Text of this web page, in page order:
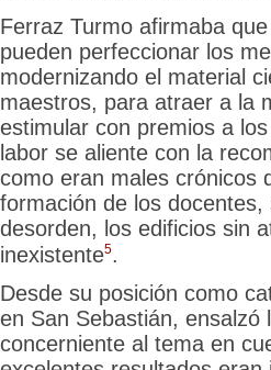
Ferraz Turmo afirmaba
pueden perfeccionar los
modernizando el material
maestros, para atraer a la
estimular con premios a
labor se aliente con la
como eran males crónicos
formación de los
desorden, los edificios sin
inexistente5
Desde su posición como
en San Sebastián,
concerniente al tema en